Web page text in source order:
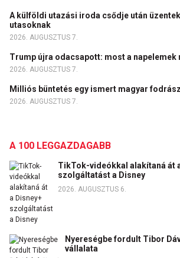
A külföldi utazási iroda csődje után
utasoknak
2026. AUGUSZTUS 7.
Trump újra odacsapott: most a napelemek
2026. AUGUSZTUS 7.
Milliós büntetés egy ismert magyar
2026. AUGUSZTUS 7.
A 100 LEGGAZDAGABB
TikTok-videókkal alakítaná át
szolgáltatást a Disney
2026. AUGUSZTUS 6.
Nyereségbe fordult Tibor
vállalata